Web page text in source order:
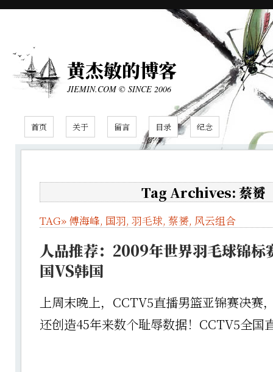
黄杰敏的博客
JIEMIN.COM © SINCE 2006
首页 关于 留言 目录 纪念
Tag Archives: 蔡赟
TAG» 傅海峰, 国羽, 羽毛球, 蔡赟, 风云组合
人品推荐：2009年世界羽毛球锦标
国VS韩国
上周末晚上，CCTV5直播男篮亚锦赛决赛
还创造45年来数个耻辱数据！CCTV5全